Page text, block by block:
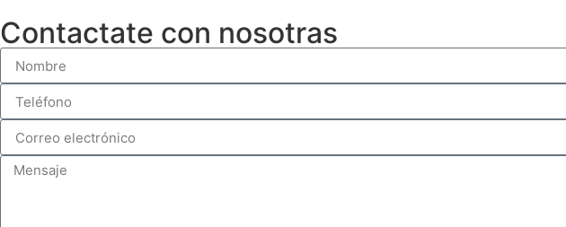
Contactate con nosotras